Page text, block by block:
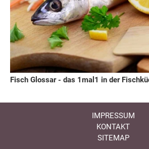
Fisch Glossar - das 1mal1 in der
IMPRESSUM
KONTAKT
SITEMAP